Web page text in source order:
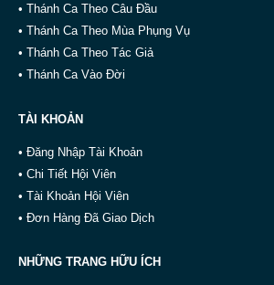
• Thánh Ca Theo Câu Đầu
• Thánh Ca Theo Mùa Phụng Vụ
• Thánh Ca Theo Tác Giả
• Thánh Ca Vào Đời
TÀI KHOẢN
• Đăng Nhập Tài Khoản
• Chi Tiết Hội Viên
• Tài Khoản Hội Viên
• Đơn Hàng Đã Giao Dịch
NHỮNG TRANG HỮU ÍCH